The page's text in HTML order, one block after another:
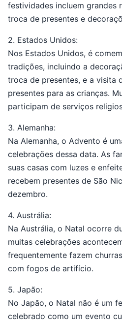
festividades incluem grandes
troca de presentes e
2. Estados Unidos:
Nos Estados Unidos, é
tradições, incluindo a
troca de presentes, e a visita
presentes para as crianças.
participam de serviços
3. Alemanha:
Na Alemanha, o Advento é
celebrações dessa data. As
suas casas com luzes e
recebem presentes de São
dezembro.
4. Austrália:
Na Austrália, o Natal ocorre
muitas celebrações
frequentemente fazem
com fogos de artifício.
5. Japão:
No Japão, o Natal não é um
celebrado como um evento